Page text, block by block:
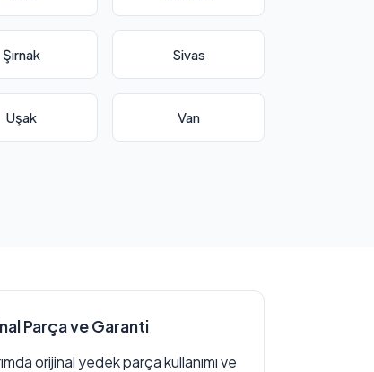
Şırnak Sivas
Uşak Van
Parça ve Garanti
orijinal yedek parça kullanımı ve